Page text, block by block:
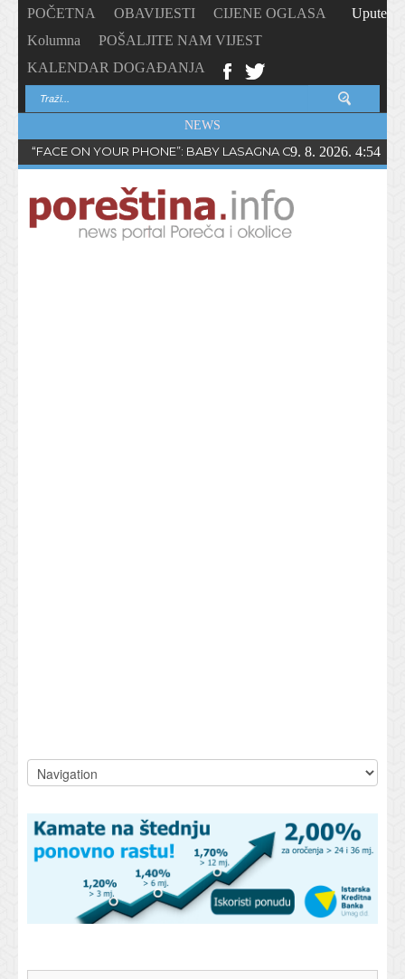
POČETNA OBAVIJESTI
CIJENE OGLASA
Kolumna
POŠALJITE NAM VIJEST
KALENDAR DOGAĐANJA
Upute
NEWS
“FACE ON YOUR PHONE”: BABY LASAGNA OBJAVIO NOVI
9. 8. 2026. 4:54